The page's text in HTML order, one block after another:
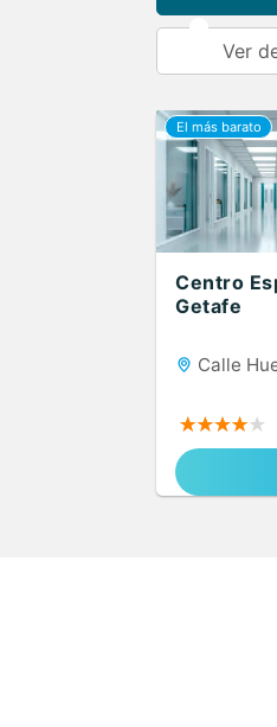
Ver
Centro
Getafe
Calle